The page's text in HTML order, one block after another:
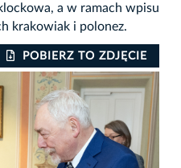
a w ramach wpisu
krakowiak i polonez.
POBIERZ TO ZDJĘCIE